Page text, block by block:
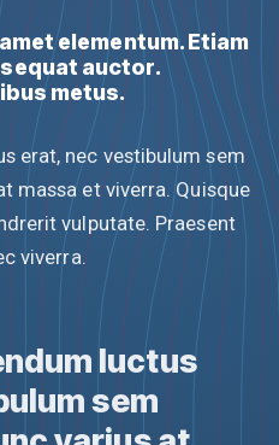
elementum. Etiam
auctor.
metus.
erat, nec vestibulum sem
massa et viverra. Quisque
vulputate. Praesent
viverra.
luctus
sem